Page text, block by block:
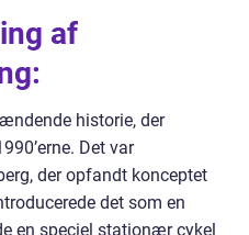
af
historie, der
Det var
der opfandt konceptet
det som en
en speciel stationær cykel